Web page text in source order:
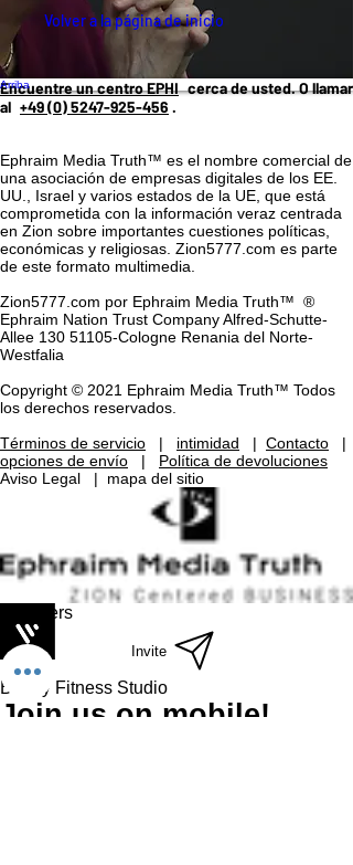
Volver a la página de inicio
Arriba
Encuentre un centro EPHI cerca de usted. O llamar
al +49 (0) 5247-925-456 .
Ephraim Media Truth™ es el nombre comercial de
una asociación de empresas digitales de los EE.
UU., Israel y varios estados de la UE, que está
comprometida con la información veraz centrada
en Zion sobre importantes cuestiones políticas,
económicas y religiosas. Zion5777.com es parte
de este formato multimedia.
Zion5777.com por Ephraim Media Truth™ ®
Ephraim Nation Trust Company Alfred-Schutte-
Allee 130 51105-Cologne Renania del Norte-
Westfalia
Copyright © 2021 Ephraim Media Truth™ Todos
los derechos reservados.
Términos de servicio
| intimidad | Contacto
|
opciones de envío
|
Política de devoluciones
Aviso Legal
| mapa del sitio
Members
Invite
Bobby Fitness Studio
Join us on mobile!